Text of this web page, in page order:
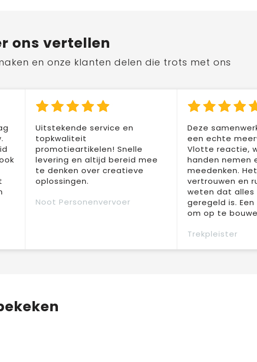
ons vertellen
en onze klanten delen die trots met ons
Uitstekende service en
topkwaliteit
promotieartikelen! Snelle
levering en altijd bereid mee
te denken over creatieve
oplossingen.
Noot Personenvervoer
Deze
een echte
Vlotte reactie,
handen nemen
meedenken.
vertrouwen en
weten dat alles
geregeld is.
om op te
Trekpleister